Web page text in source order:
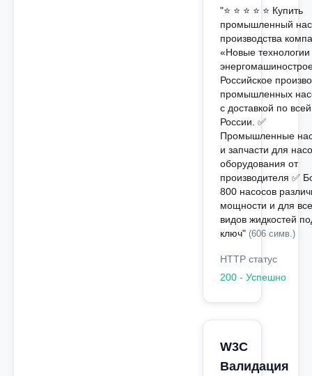
"⭐ ⭐ ⭐ ⭐ ⭐ Купить
промышленный
производства
«Новые технологии
Российское
промышленных
с доставкой по всей
России. ✅
Промышленные
и запчасти для
оборудования от
производителя ✅
800 насосов
мощности и для
видов жидкостей
ключ" (606 симв.)
HTTP статус
200 - Успешно
W3C
Валидация